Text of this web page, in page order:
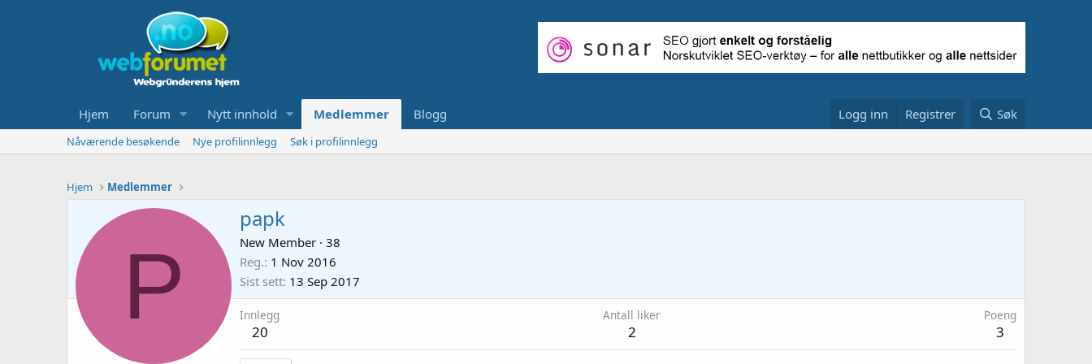
Hjem Forum Nytt innhold Medlemmer Blogg Logg inn Registrer Søk
Nåværende besøkende Nye profilinnlegg Søk i profilinnlegg
Hjem Medlemmer
P
papk
New Member · 38
Reg. 1 Nov 2016
Sist sett 13 Sep 2017
Innlegg
20
Antall liker
2
Poeng
3